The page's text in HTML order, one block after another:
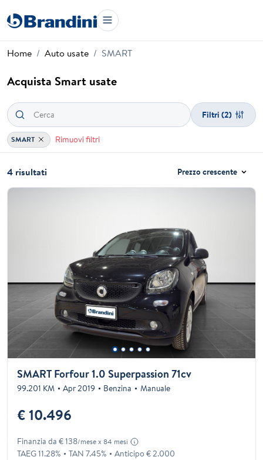
Home Auto usate SMART
Acquista Smart usate
Filtri (2)
SMART Rimuovi filtri
4 risultati Prezzo crescente
SMART Forfour 1.0 Superpassion 71cv
99.201 KM Apr 2019 Benzina Manuale
€ 10.496
Finanzia da € 138/mese x 84 mesi
TAEG 11.28% TAN 7.45% Anticipo € 2.000